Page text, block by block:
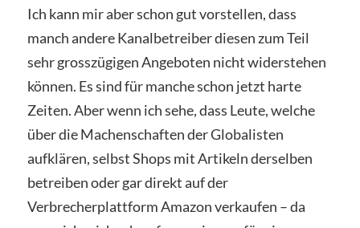
Ich kann mir aber schon gut vorstellen, dass
manch andere Kanalbetreiber diesen zum Teil
sehr grosszügigen Angeboten nicht widerstehen
können. Es sind für manche schon jetzt harte
Zeiten. Aber wenn ich sehe, dass Leute, welche
über die Machenschaften der Globalisten
aufklären, selbst Shops mit Artikeln derselben
betreiben oder gar direkt auf der
Verbrecherplattform Amazon verkaufen – da